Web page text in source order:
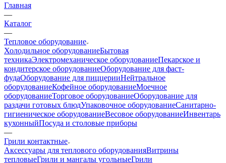
Главная
—
Каталог
—
Тепловое оборудование
Холодильное оборудованиеБытовая
техникаЭлектромеханическое оборудованиеПекарское и
кондитерское оборудованиеОборудование для фаст-
фудаОборудование для пиццерииНейтральное
оборудованиеКофейное оборудованиеМоечное
оборудованиеТорговое оборудованиеОборудование для
раздачи готовых блюдУпаковочное оборудованиеСанитарно-
гигиеническое оборудованиеВесовое оборудованиеИнвентарь
кухонныйПосуда и столовые приборы
—
Грили контактные
Аксессуары для теплового оборудованияВитрины
тепловыеГрили и мангалы угольныеГрили